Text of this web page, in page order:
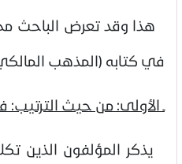
هذا وقد تعرض الباحث
في كتابه (المذهب المالكي)
ـ الأولى: من حيث الترتيب:
يذكر المؤلفون الذين